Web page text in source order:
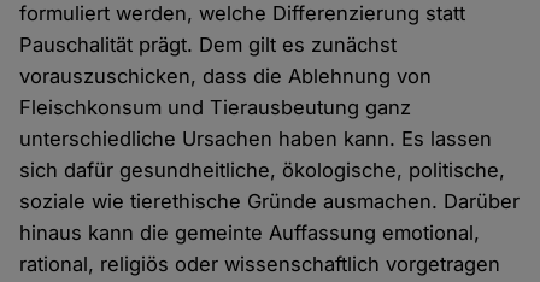
formuliert werden, welche Differenzierung statt
Pauschalität prägt. Dem gilt es zunächst
vorauszuschicken, dass die Ablehnung von
Fleischkonsum und Tierausbeutung ganz
unterschiedliche Ursachen haben kann. Es lassen
sich dafür gesundheitliche, ökologische, politische,
soziale wie tierethische Gründe ausmachen. Darüber
hinaus kann die gemeinte Auffassung emotional,
rational, religiös oder wissenschaftlich vorgetragen